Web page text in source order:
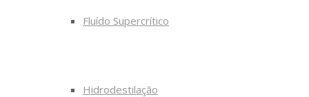
Fluído Supercrítico
Hidrodestilação